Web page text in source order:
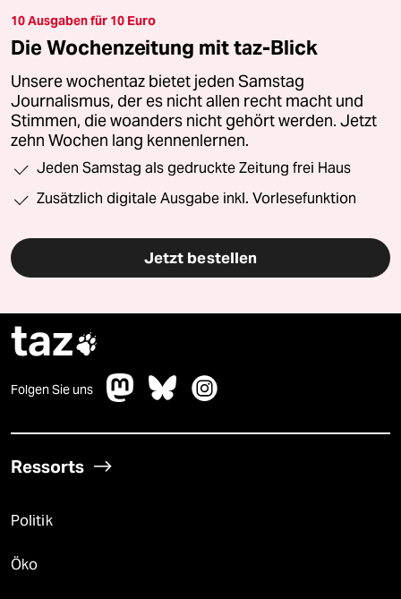
10 Ausgaben für 10 Euro
Die Wochenzeitung mit taz-Blick
Unsere wochentaz bietet jeden Samstag
Journalismus, der es nicht allen recht macht und
Stimmen, die woanders nicht gehört werden. Jetzt
zehn Wochen lang kennenlernen.
Jeden Samstag als gedruckte Zeitung frei Haus
Zusätzlich digitale Ausgabe inkl. Vorlesefunktion
Jetzt bestellen
taz
Folgen Sie uns
Ressorts
Politik
Öko